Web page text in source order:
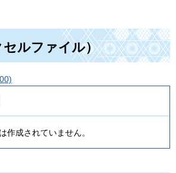
セルファイル）
作成されていません。